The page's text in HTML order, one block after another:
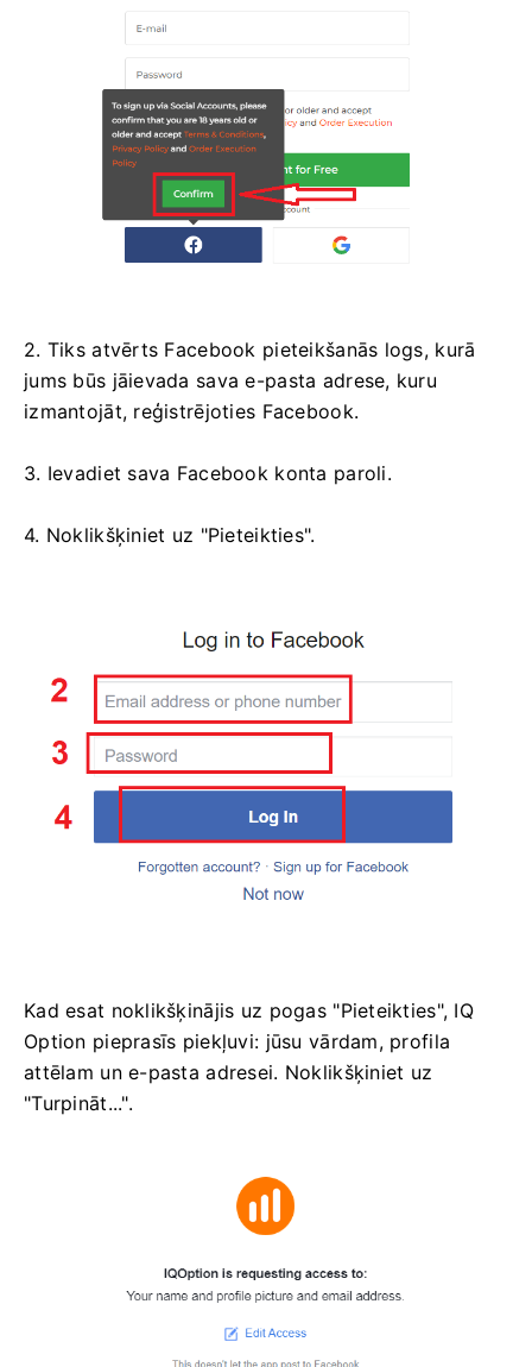
2. Tiks atvērts Facebook pieteikšanās logs, kurā
jums būs jāievada sava e-pasta adrese, kuru
izmantojāt, reģistrējoties Facebook.
3. Ievadiet sava Facebook konta paroli.
4. Noklikšķiniet uz "Pieteikties".
Kad esat noklikšķinājis uz pogas "Pieteikties", IQ
Option pieprasīs piekļuvi: jūsu vārdam, profila
attēlam un e-pasta adresei. Noklikšķiniet uz
"Turpināt...".